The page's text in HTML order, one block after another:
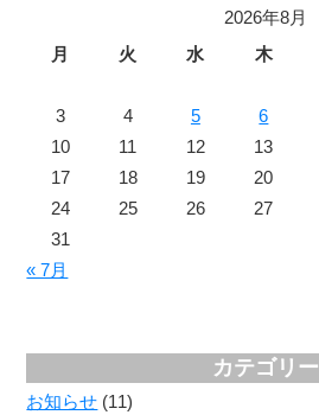
2026年8月
月
火 水 木
3
4 5 6
10
11 12 13
17
18 19 20
24
25 26 27
31
« 7月
カテゴリー
お知らせ (11)